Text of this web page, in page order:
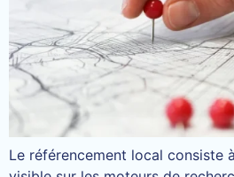
Le référencement local consiste